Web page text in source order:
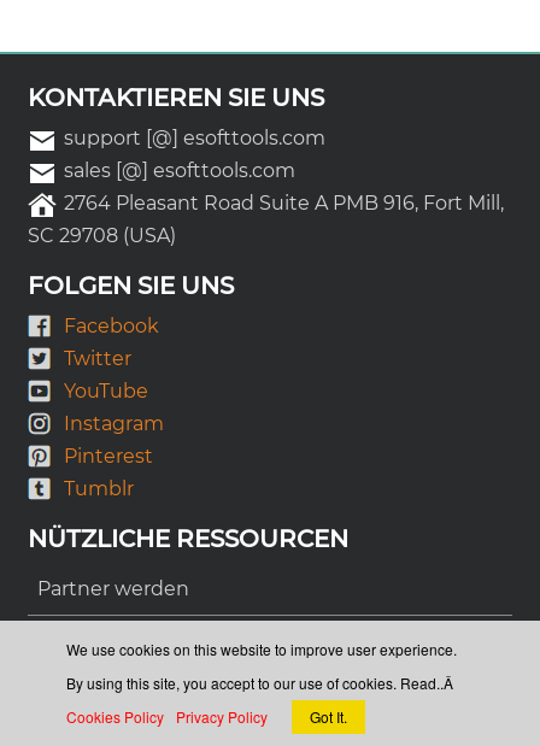
KONTAKTIEREN SIE UNS
support [@] esofttools.com
sales [@] esofttools.com
2764 Pleasant Road Suite A PMB 916, Fort Mill,
SC 29708 (USA)
FOLGEN SIE UNS
Facebook
Twitter
YouTube
Instagram
Pinterest
Tumblr
NÜTZLICHE RESSOURCEN
Partner werden
Technische Hilfe
Über uns
We use cookies on this website to improve user experience.
By using this site, you accept to our use of cookies. Read..Â
Cookies Policy
Privacy Policy Got It.